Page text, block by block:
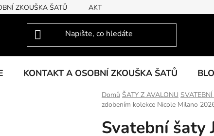
ZKOUŠKA ŠATŮ AKTUÁLNÍ KOLEKCE
KONTAKT A OSOBNÍ ZKOUŠKA ŠATŮ
Domů ŠATY Z AVALONU
zdobením kolekce Nicole Milano
Svatební šaty